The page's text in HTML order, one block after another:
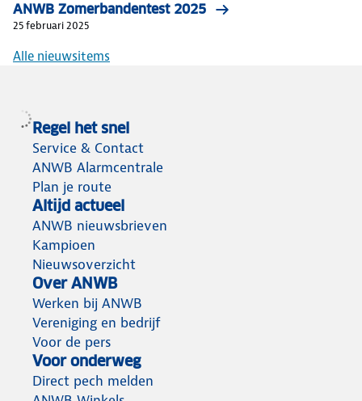
ANWB Zomerbandentest 2025
25 februari 2025
Alle nieuwsitems
Regel het snel
Service & Contact
ANWB Alarmcentrale
Plan je route
Altijd actueel
ANWB nieuwsbrieven
Kampioen
Nieuwsoverzicht
Over ANWB
Werken bij ANWB
Vereniging en bedrijf
Voor de pers
Voor onderweg
Direct pech melden